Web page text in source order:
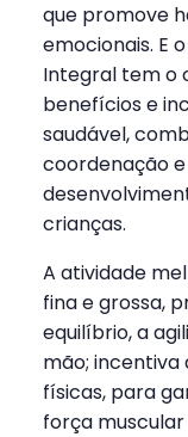
que promove
emocionais. E
Integral tem o
benefícios e
saudável,
coordenação
crianças.
A atividade
fina e grossa,
equilíbrio, a
mão;
físicas, para
força